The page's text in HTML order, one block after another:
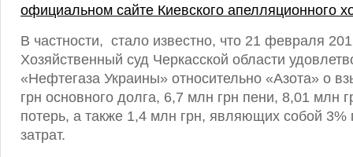
официальном сайте Киевского апелляционного
В частности, стало известно, что 21 февраля
Хозяйственный суд Черкасской области
«Нефтегаза Украины» относительно «Азота» о
грн основного долга, 6,7 млн грн пени, 8,01 млн
потерь, а также 1,4 млн грн, являющих собой 3%
затрат.